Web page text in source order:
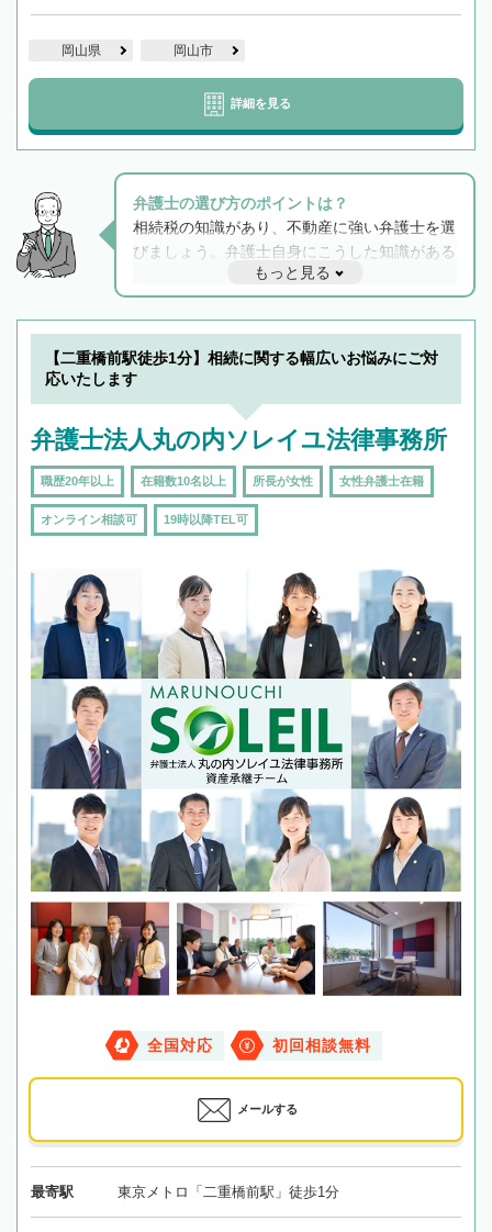
岡山県 岡山市
詳細を見る
弁護士の選び方のポイントは？
相続税の知識があり、不動産に強い弁護士を選
びましょう。弁護士自身にこうした知識がある
と他士業との連携もスムーズに進み、トラブル
解決のみならず相続をトータルで任せることが
できます。また、相続は感情がからむ分野なの
でフィーリングも重要です。実際に電話や面談
で複数の弁護士と会話をしてウマが合う方に依
もっと見る
【二重橋前駅徒歩1分】相続に関する幅広いお悩みにご対
応いたします
弁護士法人丸の内ソレイユ法律事務所
職歴20年以上 在籍数10名以上 所長が女性 女性弁護士在籍
オンライン相談可 19時以降TEL可
全国対応 初回相談無料
メールする
最寄駅 東京メトロ「二重橋前駅」徒歩1分